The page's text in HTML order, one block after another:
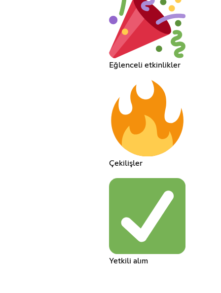
Eğlenceli etkinlikler
Çekilişler
Yetkili alım